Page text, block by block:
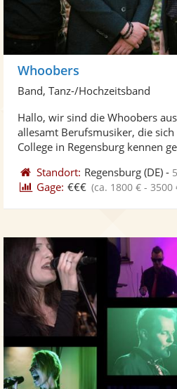
Whoobers
Band, Tanz-/Hochzeitsband
Hallo, wir sind die Whoobers
allesamt Berufsmusiker, die
College in Regensburg kennen
Standort: Regensburg (DE) -
Gage: €€€ (ca. 1800 € -